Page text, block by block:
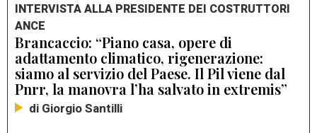
INTERVISTA ALLA PRESIDENTE DEI COSTRUTTORI
ANCE
Brancaccio: “Piano casa, opere di
adattamento climatico, rigenerazione:
siamo al servizio del Paese. Il Pil viene dal
Pnrr, la manovra l’ha salvato in extremis”
di Giorgio Santilli